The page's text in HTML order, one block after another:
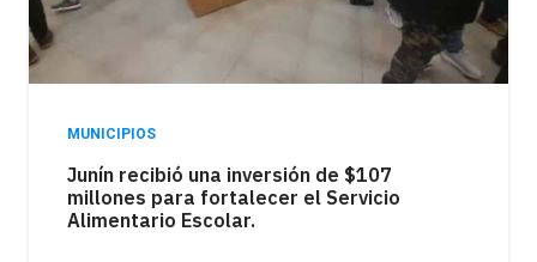
MUNICIPIOS
Junín, entre los municipios con mayor